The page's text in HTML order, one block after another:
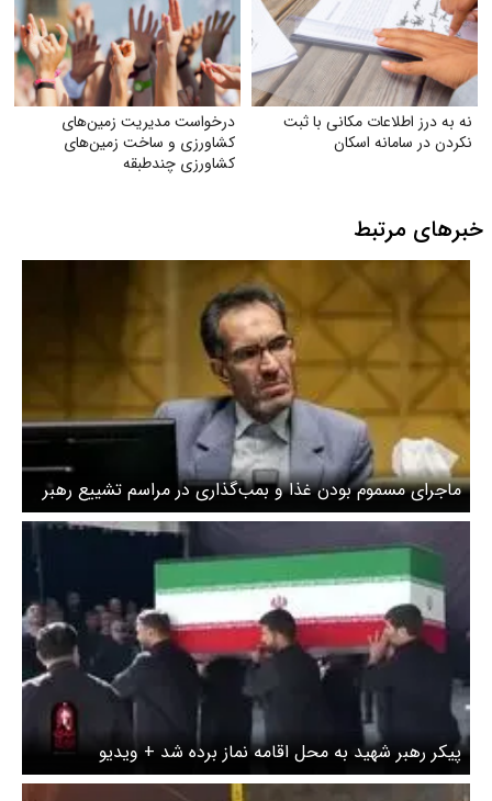
نه به درز اطلاعات مکانی با ثبت
نکردن در سامانه اسکان
درخواست مدیریت زمین‌های
کشاورزی و ساخت زمین‌های
کشاورزی چندطبقه
خبرهای مرتبط
ماجرای مسموم بودن غذا و بمب‌گذاری در مراسم تشییع رهبر
شهید چه بود‌؟
پیکر رهبر شهید به محل اقامه نماز برده شد + ویدیو